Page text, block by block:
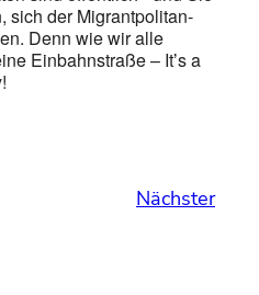
sich der Migrantpolitan-
Denn wie wir alle
Einbahnstraße – Itʼs a
Nächster